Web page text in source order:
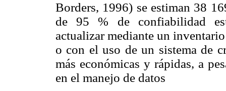
Borders, 1996) se estiman 38
de 95 % de confiabilidad
actualizar mediante un
o con el uso de un sistema de
más económicas y rápidas, a
en el manejo de datos